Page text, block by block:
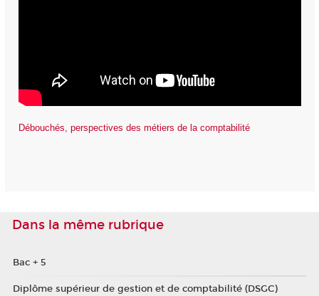
Débouchés, perspectives des métiers de la comptabilité
Dans la même rubrique
Bac + 5
Diplôme supérieur de gestion et de comptabilité (DSGC)